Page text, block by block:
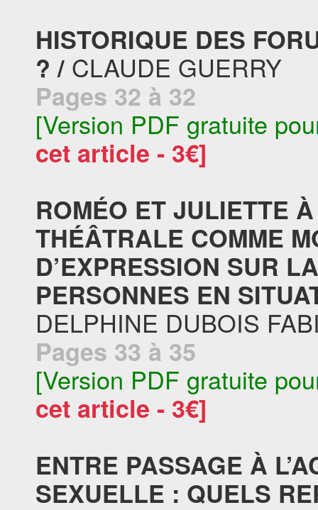
HISTORIQUE DES
? / CLAUDE GUERRY
Pages 32 à 32
[Version PDF gratuite
cet article - 3€]
ROMÉO ET JULIETTE
THÉÂTRALE COMME
D’EXPRESSION SUR
PERSONNES EN
DELPHINE DUBOIS
Pages 33 à 35
[Version PDF gratuite
cet article - 3€]
ENTRE PASSAGE À
SEXUELLE : QUELS